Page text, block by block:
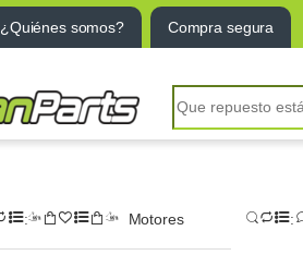
¿Quiénes somos? Compra segura
Search for:
Motores